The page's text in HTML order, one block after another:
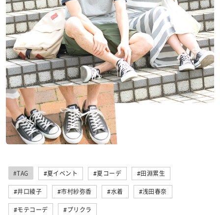
#TAG #夏イベント #夏コーデ #田淵累生
#井口綾子 #市村紗弥香 #水着 #浅田春奈
#モテコーデ #プリクラ